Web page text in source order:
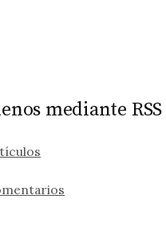
mediante RSS